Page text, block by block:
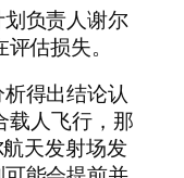
负责人谢尔
估损失。
得出结论认
载人飞行，那
天发射场发